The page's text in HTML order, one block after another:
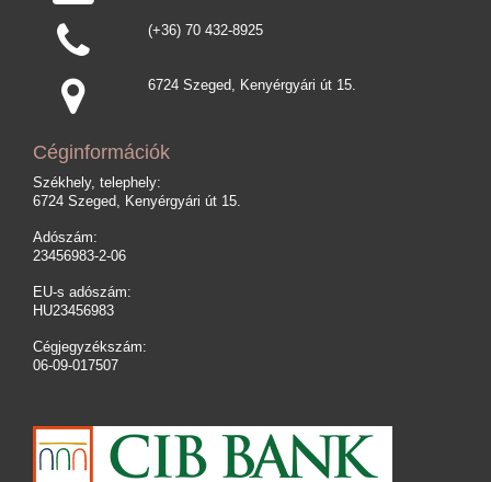
(+36) 70 432-8925
6724 Szeged, Kenyérgyári út 15.
Céginformációk
Székhely, telephely:
6724 Szeged, Kenyérgyári út 15.
Adószám:
23456983-2-06
EU-s adószám:
HU23456983
Cégjegyzékszám:
06-09-017507